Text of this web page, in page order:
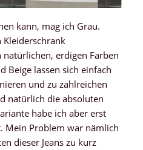
kann, mag ich Grau.
Kleiderschrank
erdigen Farben
Beige lassen sich einfach
und zu zahlreichen
natürlich die absoluten
habe ich aber erst
Mein Problem war nämlich
dieser Jeans zu kurz